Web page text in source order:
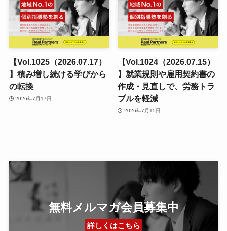
【Vol.1025（2026.07.17）
】積み増し続ける学びから
の転換
2026年7月17日
【Vol.1024（2026.07.15）
】就業規則や雇用契約書の
作成・見直しで、労務トラ
ブルを軽減
2026年7月15日
無料メルマガ会員募集中
詳しくはこちら